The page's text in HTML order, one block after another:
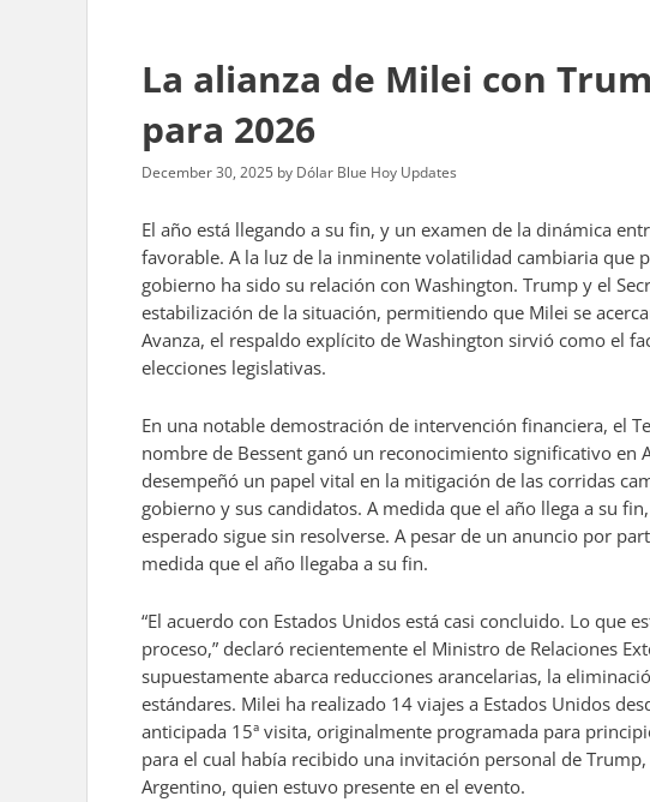
La alianza de Milei con
para 2026
December 30, 2025 by Dólar Blue Hoy Updates
El año está llegando a su fin, y un examen de la dinámica
favorable. A la luz de la inminente volatilidad cambiaria que
gobierno ha sido su relación con Washington. Trump y el
estabilización de la situación, permitiendo que Milei se
Avanza, el respaldo explícito de Washington sirvió como el
elecciones legislativas.
En una notable demostración de intervención financiera, el
nombre de Bessent ganó un reconocimiento significativo
desempeñó un papel vital en la mitigación de las corridas
gobierno y sus candidatos. A medida que el año llega a su
esperado sigue sin resolverse. A pesar de un anuncio por
medida que el año llegaba a su fin.
“El acuerdo con Estados Unidos está casi concluido. Lo que
proceso,” declaró recientemente el Ministro de Relaciones
supuestamente abarca reducciones arancelarias, la
estándares. Milei ha realizado 14 viajes a Estados Unidos
anticipada 15ª visita, originalmente programada para
para el cual había recibido una invitación personal de
Argentino, quien estuvo presente en el evento.